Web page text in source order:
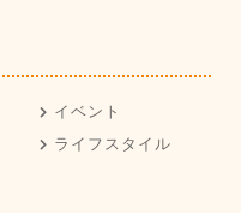
イベント
ライフスタイル